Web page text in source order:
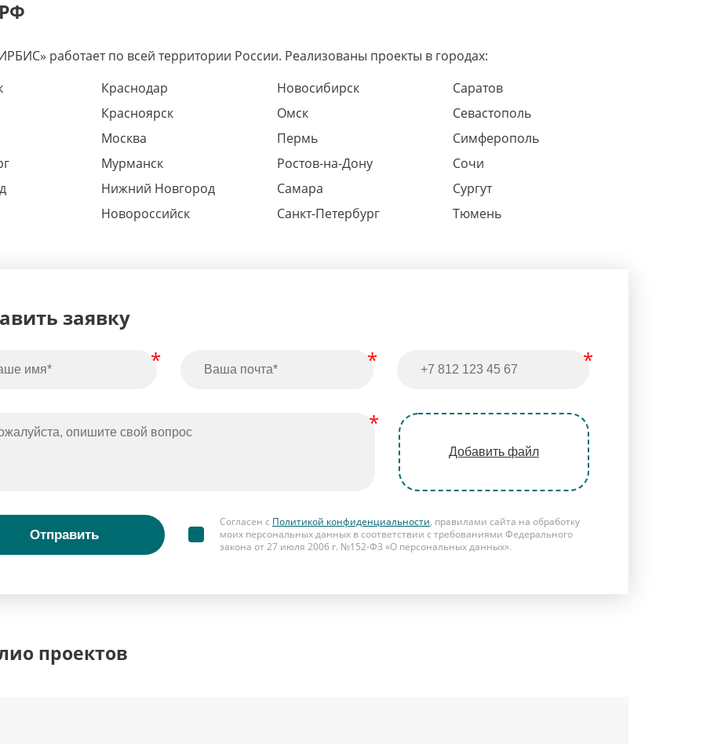
работает по всей территории России. Реализованы проекты в городах:
Краснодар
Красноярск
Москва
Мурманск
Нижний Новгород
Новороссийск
Новосибирск
Омск
Пермь
Ростов-на-Дону
Самара
Санкт-Петербург
Саратов
Севастополь
Симферополь
Сочи
Сургут
Тюмень
заявку
Добавить файл
Отправить
Согласен с Политикой конфиденциальности, правилами сайта на обработку
моих персональных данных в соответствии с требованиями Федерального
закона от 27 июля 2006 г. №152-ФЗ «О персональных данных».
проектов